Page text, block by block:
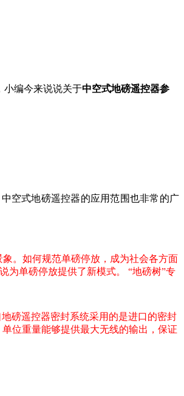
小编今来说说关于中空式地磅遥控器参
空式地磅遥控器的应用范围也非常的广
。如何规范单磅停放，成为社会各方面
为单磅停放提供了新模式。 “地磅树”专
磅遥控器密封系统采用的是进口的密封
位重量能够提供最大无线的输出，保证